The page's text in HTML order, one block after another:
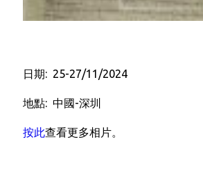
日期: 25-27/11/2024
地點: 中國-深圳
按此查看更多相片。